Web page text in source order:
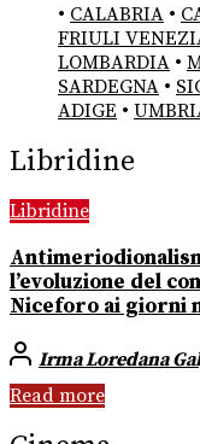
• CALABRIA •
FRIULI
LOMBARDIA •
SARDEGNA •
ADIGE •
Libridine
Libridine
l’evoluzione del
Niceforo ai giorni
Irma Loredana
Read more